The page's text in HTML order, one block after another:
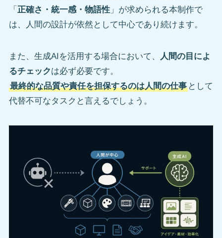
「 正確さ・統一感・物語性」が求められる本制作で
は、人間の設計が依然として中心であり続けます。
また、生成AIを活用する場合において、
人間の目によ
るチェックは必ず必要です。
最終的な品質や責任を担保するのは人間の仕事として
代替不可なタスクと言えるでしょう。